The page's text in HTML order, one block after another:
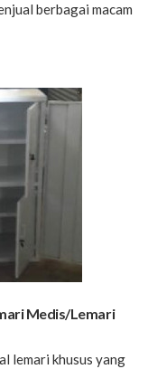
berbagai macam
Medis/Lemari
lemari khusus yang